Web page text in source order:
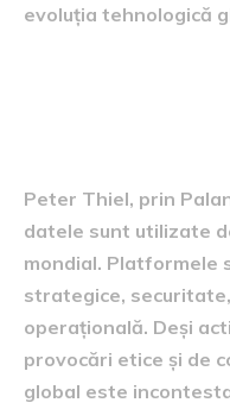
evoluția tehnologică
Peter Thiel, prin
datele sunt utilizate
mondial. Platformele
strategice,
operațională. Deși
provocări etice și de
global este